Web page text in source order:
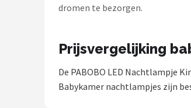
dromen te bezorgen.
Prijsvergelijking
De PABOBO LED Nachtlampje
Babykamer nachtlampjes zijn